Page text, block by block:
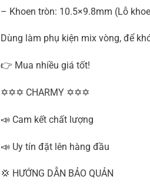
– Khoen tròn: 10.5×9.8mm (Lỗ
Dùng làm phụ kiện mix vòng, để
👉 Mua nhiều giá tốt!
✡✡✡ CHARMY ✡✡✡
📣 Cam kết chất lượng
📣 Uy tín đặt lên hàng đầu
💢 HƯỚNG DẪN BẢO QUẢN